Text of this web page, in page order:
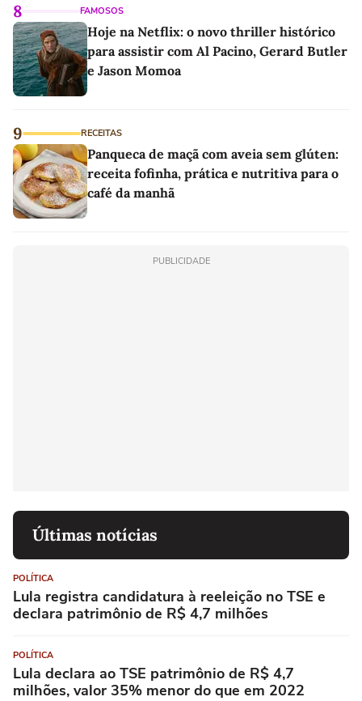
8 FAMOSOS
Hoje na Netflix: o novo thriller histórico
para assistir com Al Pacino, Gerard Butler
e Jason Momoa
9 RECEITAS
Panqueca de maçã com aveia sem glúten:
receita fofinha, prática e nutritiva para o
café da manhã
PUBLICIDADE
Últimas notícias
POLÍTICA
Lula registra candidatura à reeleição no TSE e
declara patrimônio de R$ 4,7 milhões
POLÍTICA
Lula declara ao TSE patrimônio de R$ 4,7
milhões, valor 35% menor do que em 2022